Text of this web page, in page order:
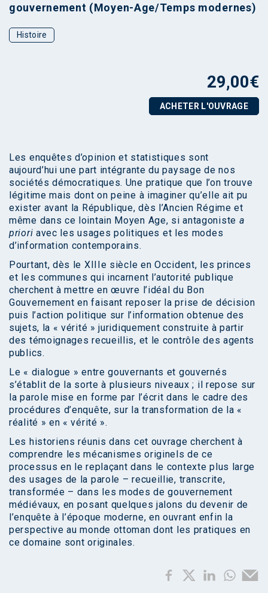
gouvernement (Moyen-Age/Temps modernes)
Histoire
29,00€
ACHETER L'OUVRAGE
Les enquêtes d’opinion et statistiques sont
aujourd’hui une part intégrante du paysage de nos
sociétés démocratiques. Une pratique que l’on trouve
légitime mais dont on peine à imaginer qu’elle ait pu
exister avant la République, dès l’Ancien Régime et
même dans ce lointain Moyen Age, si antagoniste a
priori avec les usages politiques et les modes
d’information contemporains.
Pourtant, dès le XIIIe siècle en Occident, les princes
et les communes qui incarnent l’autorité publique
cherchent à mettre en œuvre l’idéal du Bon
Gouvernement en faisant reposer la prise de décision
puis l’action politique sur l’information obtenue des
sujets, la « vérité » juridiquement construite à partir
des témoignages recueillis, et le contrôle des agents
publics.
Le « dialogue » entre gouvernants et gouvernés
s’établit de la sorte à plusieurs niveaux ; il repose sur
la parole mise en forme par l’écrit dans le cadre des
procédures d’enquête, sur la transformation de la «
réalité » en « vérité ».
Les historiens réunis dans cet ouvrage cherchent à
comprendre les mécanismes originels de ce
processus en le replaçant dans le contexte plus large
des usages de la parole – recueillie, transcrite,
transformée – dans les modes de gouvernement
médiévaux, en posant quelques jalons du devenir de
l’enquête à l’époque moderne, en ouvrant enfin la
perspective au monde ottoman dont les pratiques en
ce domaine sont originales.